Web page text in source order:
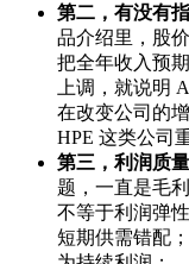
第二，有没有
品介绍里，股
把全年收入预
上调，就说明
在改变公司的
HPE 这类公司
第三，利润质
题，一直是毛
不等于利润弹
短期供需错配